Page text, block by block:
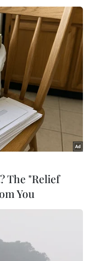
#Đảng Bước tiến
Thái Lan
The "Relief
You